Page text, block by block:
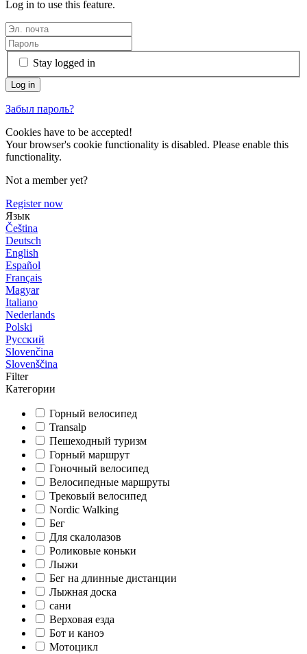
Log in to use this feature.
Stay logged in
Забыл пароль?
Cookies have to be accepted!
Your browser's cookie functionality is disabled. Please enable this
functionality.
Not a member yet?
Register now
Язык
Čeština
Deutsch
English
Español
Français
Magyar
Italiano
Nederlands
Polski
Русский
Slovenčina
Slovenščina
Filter
Категории
Горный велосипед
Transalp
Пешеходный туризм
Горный маршрут
Гоночный велосипед
Велосипедные маршруты
Трековый велосипед
Nordic Walking
Бег
Для скалолазов
Роликовые коньки
Лыжи
Бег на длинные дистанции
Лыжная доска
сани
Верховая езда
Бот и каноэ
Мотоцикл